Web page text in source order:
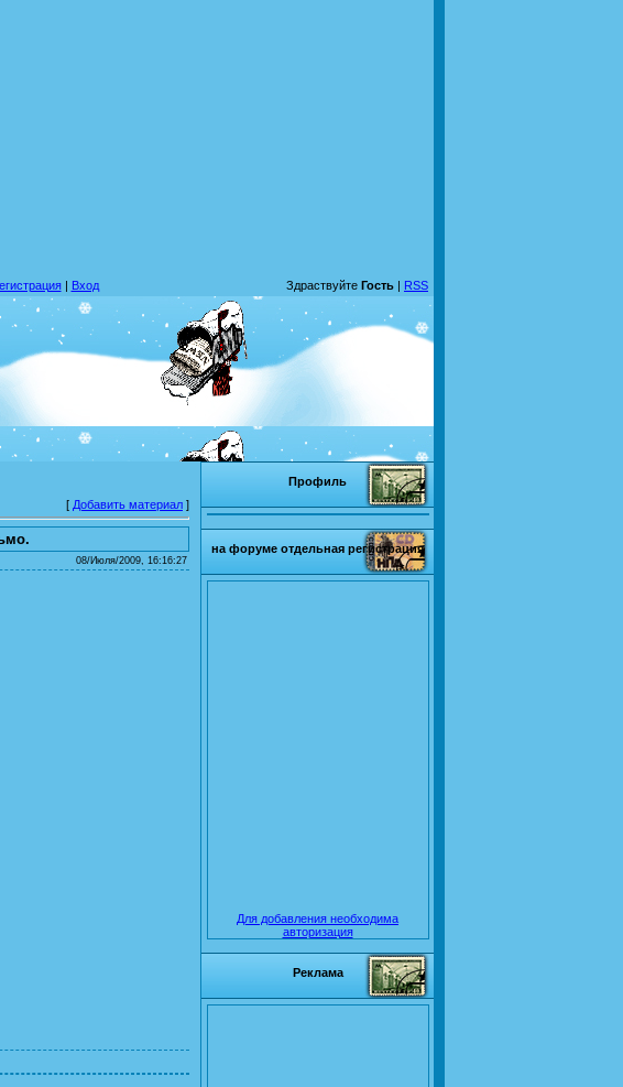
| Вход Здраствуйте Гость | RSS
[ Добавить материал ]
08/Июля/2009, 16:16:27
Профиль
на форуме отдельная регистрация
Для добавления необходима
авторизация
Реклама